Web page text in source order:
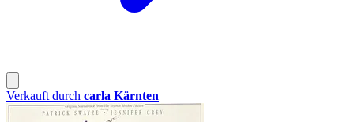
Verkauft durch carla Kärnten